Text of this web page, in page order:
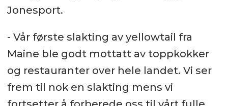
Jonesport.
- Vår første slakting av yellowtail fra
Maine ble godt mottatt av toppkokker
og restauranter over hele landet. Vi ser
frem til nok en slakting mens vi